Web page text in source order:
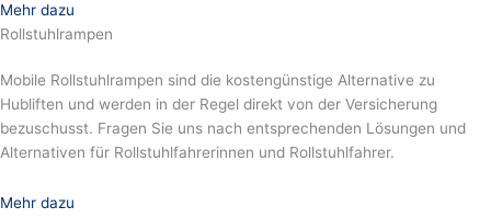
Mehr dazu
Rollstuhlrampen
Mobile Rollstuhlrampen sind die kostengünstige Alternative zu
Hubliften und werden in der Regel direkt von der Versicherung
bezuschusst. Fragen Sie uns nach entsprechenden Lösungen und
Alternativen für Rollstuhlfahrerinnen und Rollstuhlfahrer.
Mehr dazu